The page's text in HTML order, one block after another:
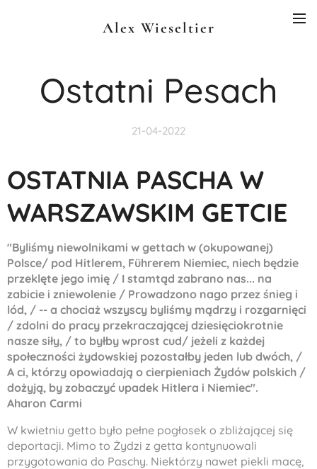
Alex Wieseltier
Ostatni Pesach
21-04-2022
OSTATNIA PASCHA W
WARSZAWSKIM GETCIE
"Byliśmy niewolnikami w gettach w (okupowanej)
Polsce/ pod Hitlerem, Führerem Niemiec, niech będzie
przeklęte jego imię / I stamtąd zabrano nas... na
zabicie i zniewolenie / Prowadzono nago przez śnieg i
lód, / -- a chociaż wszyscy byliśmy mądrzy i rozgarnięci
/ zdolni do pracy przekraczającej dziesięciokrotnie
nasze siły, / to byłby wprost cud/ jeżeli z każdej
społeczności żydowskiej pozostałby jeden lub dwóch, /
A ci, którzy opowiadają o cierpieniach Żydów polskich /
dożyją, by zobaczyć upadek Hitlera i Niemiec".
Aharon Carmi
W kwietniu getto było pełne pogłosek o zbliżającej się
deportacji. Mimo to Żydzi z getta kontynuowali
przygotowania do Paschy. Niektórzy nawet piekli macę,